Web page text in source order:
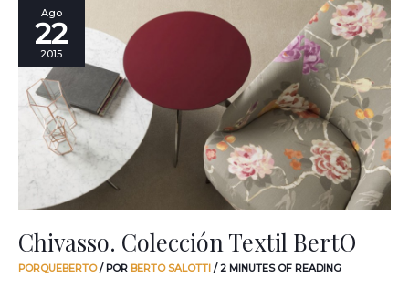
Ago
22
2015
Chivasso. Colección Textil BertO
PORQUEBERTO/ POR BERTO SALOTTI /2 MINUTES OF READING
Chivasso.
Colección
Textil